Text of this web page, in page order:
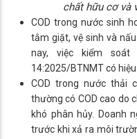
chất hữu cơ và
COD trong nước sinh
tắm giặt, vệ sinh và
nay, việc kiểm soát
14:2025/BTNMT có
COD trong nước thải
thường có COD cao do
khó phân hủy. Doanh
trước khi xả ra môi